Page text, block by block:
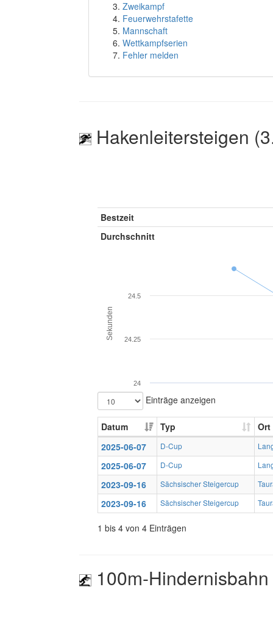
Zweikampf
Feuerwehrstafette
Mannschaft
Wettkampfserien
Fehler melden
Hakenleitersteigen
Bestzeit
Durchschnitt
Sekunden
24
24.25
24.5
Einträge anzeigen
Datum Typ
Ort
2025-06-07
D-Cup
2025-06-07 D-Cup
2023-09-16 Sächsischer Steigercup
2023-09-16 Sächsischer Steigercup
1 bis 4 von 4 Einträgen
100m-